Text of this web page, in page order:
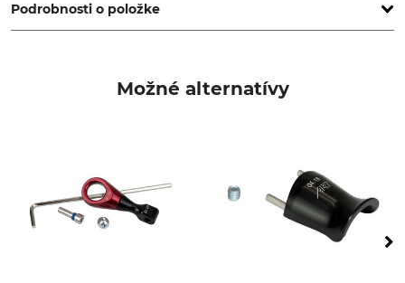
Podrobnosti o položke
Made in Germany
Možné alternatívy